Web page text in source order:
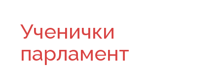
Ученички
парламент